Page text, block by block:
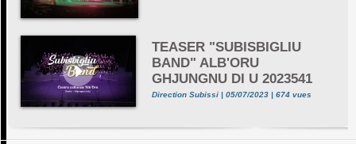
TEASER "SUBISBIGLIU
BAND" ALB'ORU
GHJUNGNU DI U 2023541
Direction Subissi | 05/07/2023 | 674 vues